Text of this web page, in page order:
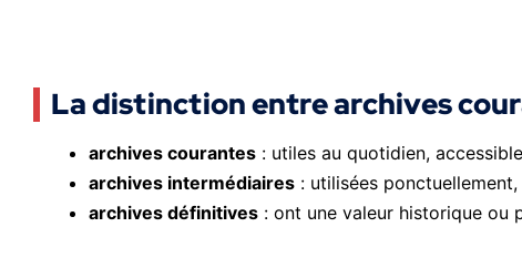
La distinction entre archives
archives courantes : utiles au quotidien,
archives intermédiaires : utilisées
archives définitives : ont une valeur historique ou